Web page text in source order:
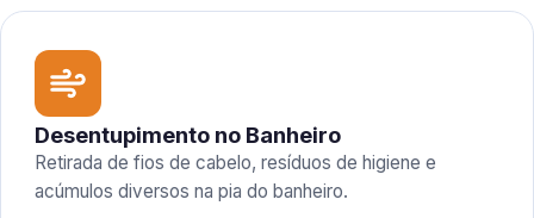
Desentupimento no Banheiro
Retirada de fios de cabelo, resíduos de higiene e
acúmulos diversos na pia do banheiro.